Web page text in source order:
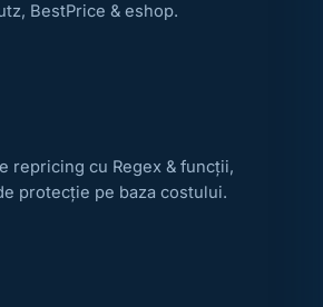
BestPrice & eshop.
repricing cu Regex & funcții,
protecție pe baza costului.